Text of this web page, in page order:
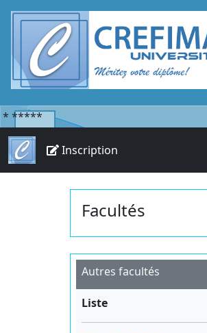
* *****
Inscription
Facultés
Autres facultés
Liste